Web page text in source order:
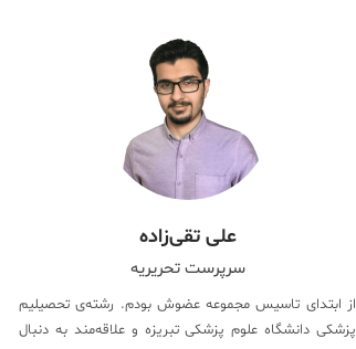
علی تقی‌زاده
سرپرست تحریریه
از ابتدای تاسیس مجموعه عضوش بودم. رشته‌ی تحصیلیم
پزشکی دانشگاه علوم پزشکی تبریزه و علاقه‌مند به دنبال